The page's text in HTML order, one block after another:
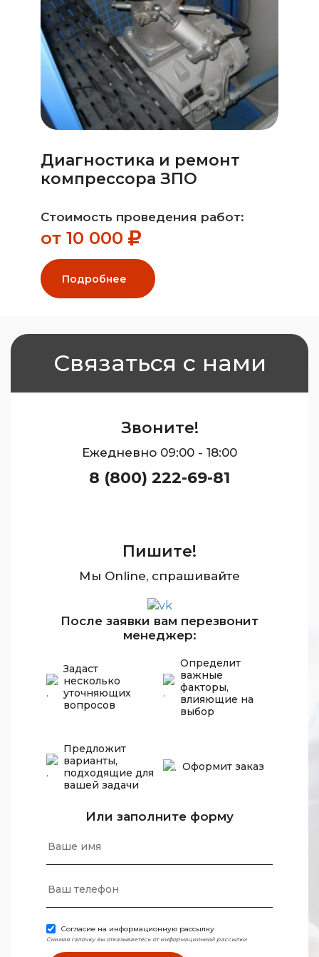
Диагностика и ремонт
компрессора ЗПО
Стоимость проведения работ:
от 10 000
Подробнее
Связаться с нами
Звоните!
Ежедневно 09:00 - 18:00
8 (800) 222-69-81
Пишите!
Мы Online, спрашивайте
После заявки вам перезвонит
менеджер:
Задаст
несколько
уточняющих
вопросов
Определит
важные
факторы,
влияющие на
выбор
Предложит
варианты,
подходящие для
вашей задачи
Оформит заказ
Или заполните форму
Согласие на информационную рассылку
Снимая галочку вы отказываетесь от информационной рассылки